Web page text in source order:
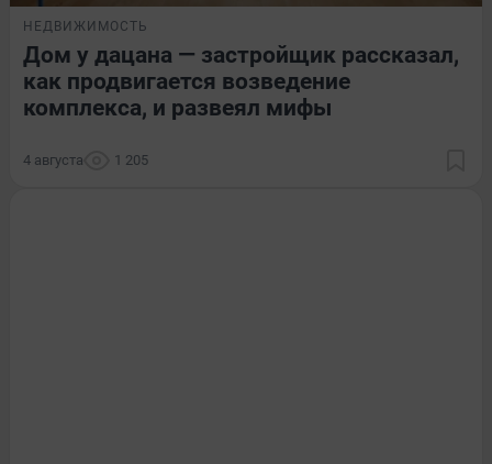
НЕДВИЖИМОСТЬ
Дом у дацана — застройщик рассказал,
как продвигается возведение
комплекса, и развеял мифы
4 августа 1 205